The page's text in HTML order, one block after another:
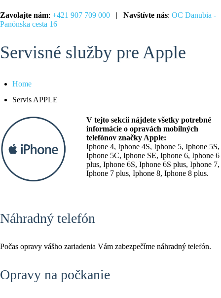
Zavolajte nám: +421 907 709 000 | Navštívte nás: OC Danubia -
Panónska cesta 16
Servisné služby pre Apple
Home
Servis APPLE
V tejto sekcii nájdete všetky potrebné
informácie o opravách mobilných
telefónov značky Apple:
Iphone 4, Iphone 4S, Iphone 5, Iphone 5S,
Iphone 5C, Iphone SE, Iphone 6, Iphone 6
plus, Iphone 6S, Iphone 6S plus, Iphone 7,
Iphone 7 plus, Iphone 8, Iphone 8 plus.
Náhradný telefón
Počas opravy vášho zariadenia Vám zabezpečíme náhradný telefón.
Opravy na počkanie